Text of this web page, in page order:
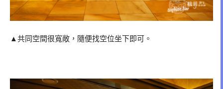
▲共同空間很寬敞，隨便找空位坐下即可。